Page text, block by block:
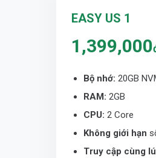
EASY US 1
1,399,000
Bộ nhớ: 20GB
RAM: 2GB
CPU: 2 Core
Không giới hạn
Truy cập cùng